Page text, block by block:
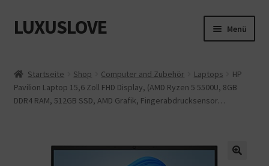
Zur
Navigation
Zum
Inhalt
LUXUSLOVE Menü
Cookie-Richtlinie (EU)
Impressum
Startseite Shop Computer and Zubehör Laptops
HP
Pavilion Laptop 15,6 Zoll FHD Display, (AMD Ryzen 5 5500U, 8GB
DDR4 RAM, 512GB SSD, AMD Grafik, Fingerabdrucksensor…